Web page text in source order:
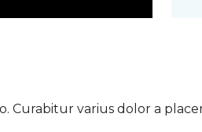
varius dolor a